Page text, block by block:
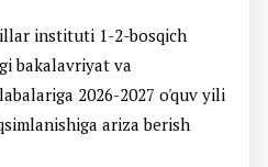
instituti 1-2-bosqich
bakalavriyat va
2026-2027 o'quv yili
ariza berish